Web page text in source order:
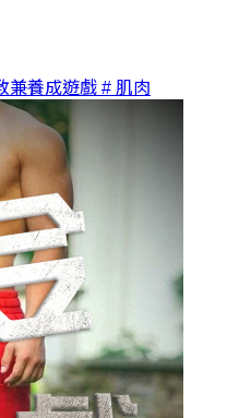
兼養成遊戲 # 肌肉